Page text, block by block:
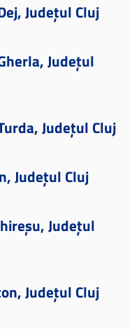
Județul Cluj
Județul
Județul Cluj
Județul Cluj
Județul
Județul Cluj